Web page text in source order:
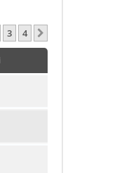
3 4